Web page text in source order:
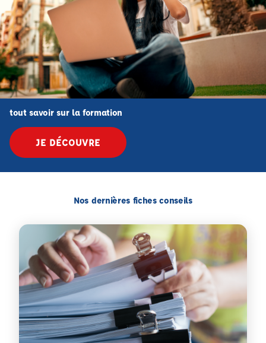
tout savoir sur la formation
JE DÉCOUVRE
Nos dernières fiches conseils